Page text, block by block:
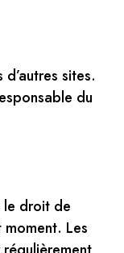
sites.
du
le droit de
Les